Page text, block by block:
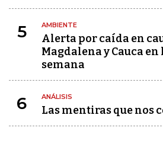
5 AMBIENTE
Alerta por caída en
Magdalena y Cauca
semana
6 ANÁLISIS
Las mentiras que nos